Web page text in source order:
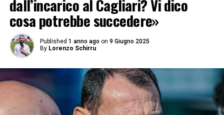
dall’incarico al Cagliari? Vi dico
cosa potrebbe succedere»
Published 1 anno ago on 9 Giugno 2025
By Lorenzo Schirru